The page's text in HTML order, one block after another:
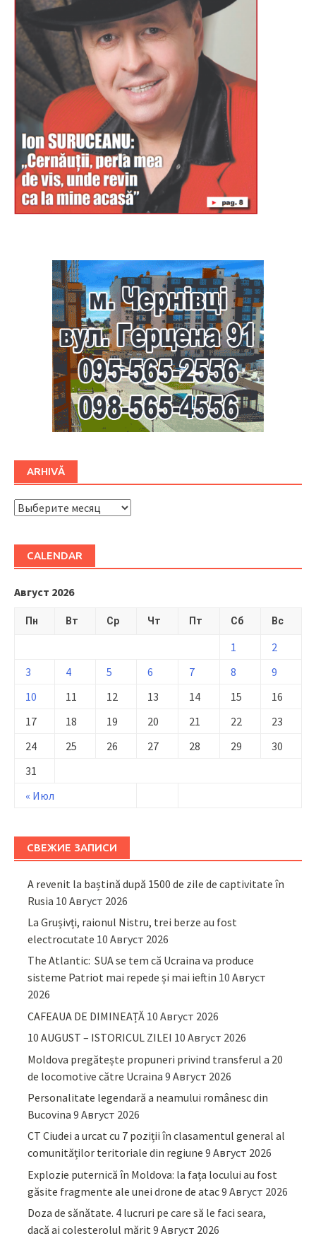
ARHIVĂ
ARHIVĂ
CALENDAR
Август 2026
Пн Вт Ср Чт Пт Сб Вс
« Июл
1
2
3
4 5 6 7 8
9
10
11 12 13 14 15
16
17
18 19 20 21 22
23
24
25 26 27 28 29
30
31
СВЕЖИЕ ЗАПИСИ
A revenit la baștină după 1500 de zile de captivitate în
Rusia 10 Август 2026
La Grușivți, raionul Nistru, trei berze au fost
electrocutate 10 Август 2026
The Atlantic: SUA se tem că Ucraina va produce
sisteme Patriot mai repede și mai ieftin 10 Август
2026
CAFEAUA DE DIMINEAȚĂ 10 Август 2026
10 AUGUST – ISTORICUL ZILEI 10 Август 2026
Moldova pregătește propuneri privind transferul a 20
de locomotive către Ucraina 9 Август 2026
Personalitate legendară a neamului românesc din
Bucovina 9 Август 2026
CT Ciudei a urcat cu 7 poziții în clasamentul general al
comunităților teritoriale din regiune 9 Август 2026
Explozie puternică în Moldova: la fața locului au fost
găsite fragmente ale unei drone de atac9 Август 2026
Doza de sănătate. 4 lucruri pe care să le faci seara,
dacă ai colesterolul mărit9 Август 2026